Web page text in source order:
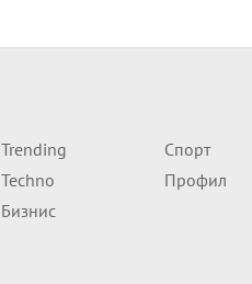
Trending
Techno
Бизнис
Спорт
Профил